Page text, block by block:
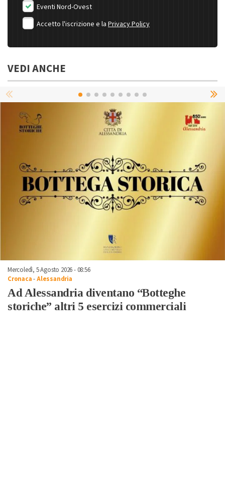
Eventi Nord-Ovest
Accetto l'iscrizione e la Privacy Policy
VEDI ANCHE
Mercoledì, 5 Agosto 2026 - 08:56
Cronaca-Alessandria
Ad Alessandria diventano “Botteghe
storiche” altri 5 esercizi commerciali